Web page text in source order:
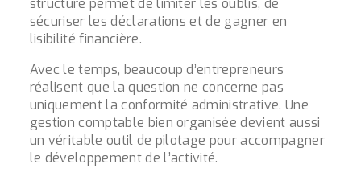
structuré permet de limiter les oublis, de
sécuriser les déclarations et de gagner en
lisibilité financière.
Avec le temps, beaucoup d’entrepreneurs
réalisent que la question ne concerne pas
uniquement la conformité administrative. Une
gestion comptable bien organisée devient aussi
un véritable outil de pilotage pour accompagner
le développement de l’activité.